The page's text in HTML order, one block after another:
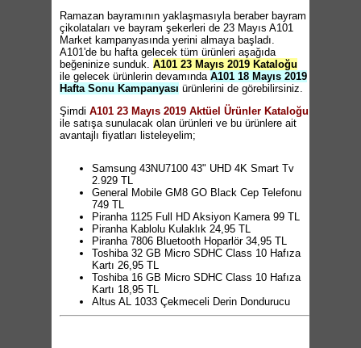
Ramazan bayramının yaklaşmasıyla beraber bayram
çikolataları ve bayram şekerleri de 23 Mayıs A101
Market kampanyasında yerini almaya başladı.
A101'de bu hafta gelecek tüm ürünleri aşağıda
beğeninize sunduk. A101 23 Mayıs 2019 Kataloğu
ile gelecek ürünlerin devamında A101 18 Mayıs 2019
Hafta Sonu Kampanyası ürünlerini de görebilirsiniz.
Şimdi A101 23 Mayıs 2019 Aktüel Ürünler Kataloğu
ile satışa sunulacak olan ürünleri ve bu ürünlere ait
avantajlı fiyatları listeleyelim;
Samsung 43NU7100 43" UHD 4K Smart Tv
2.929 TL
General Mobile GM8 GO Black Cep Telefonu
749 TL
Piranha 1125 Full HD Aksiyon Kamera 99 TL
Piranha Kablolu Kulaklık 24,95 TL
Piranha 7806 Bluetooth Hoparlör 34,95 TL
Toshiba 32 GB Micro SDHC Class 10 Hafıza
Kartı 26,95 TL
Toshiba 16 GB Micro SDHC Class 10 Hafıza
Kartı 18,95 TL
Altus AL 1033 Çekmeceli Derin Dondurucu
649 TL